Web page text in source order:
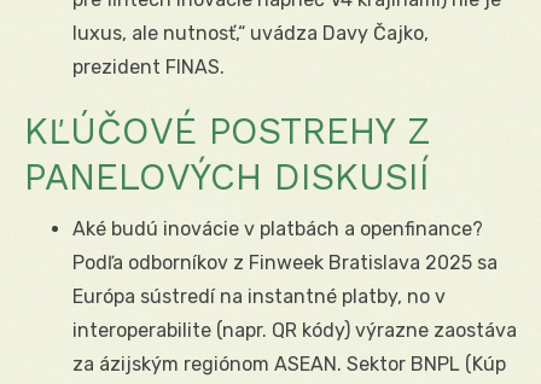
luxus, ale nutnosť,“ uvádza Davy Čajko,
prezident FINAS.
KĽÚČOVÉ POSTREHY Z
PANELOVÝCH DISKUSIÍ
Aké budú inovácie v platbách a openfinance?
Podľa odborníkov z Finweek Bratislava 2025 sa
Európa sústredí na instantné platby, no v
interoperabilite (napr. QR kódy) výrazne zaostáva
za ázijským regiónom ASEAN. Sektor BNPL (Kúp